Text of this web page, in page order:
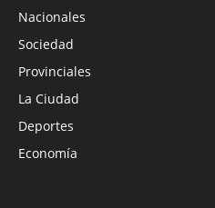
Nacionales
Sociedad
Provinciales
La Ciudad
Deportes
Economía